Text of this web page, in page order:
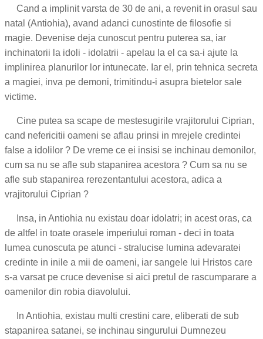
Cand a implinit varsta de 30 de ani, a revenit in orasul sau
natal (Antiohia), avand adanci cunostinte de filosofie si
magie. Devenise deja cunoscut pentru puterea sa, iar
inchinatorii la idoli - idolatrii - apelau la el ca sa-i ajute la
implinirea planurilor lor intunecate. Iar el, prin tehnica secreta
a magiei, inva pe demoni, trimitindu-i asupra bietelor sale
victime.
Cine putea sa scape de mestesugirile vrajitorului Ciprian,
cand nefericitii oameni se aflau prinsi in mrejele credintei
false a idolilor ? De vreme ce ei insisi se inchinau demonilor,
cum sa nu se afle sub stapanirea acestora ? Cum sa nu se
afle sub stapanirea rerezentantului acestora, adica a
vrajitorului Ciprian ?
Insa, in Antiohia nu existau doar idolatri; in acest oras, ca
de altfel in toate orasele imperiului roman - deci in toata
lumea cunoscuta pe atunci - stralucise lumina adevaratei
credinte in inile a mii de oameni, iar sangele lui Hristos care
s-a varsat pe cruce devenise si aici pretul de rascumparare a
oamenilor din robia diavolului.
In Antiohia, existau multi crestini care, eliberati de sub
stapanirea satanei, se inchinau singurului Dumnezeu